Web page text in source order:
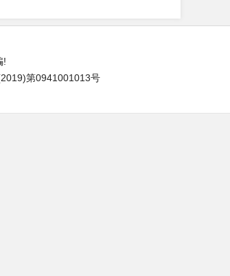
!
第0941001013号